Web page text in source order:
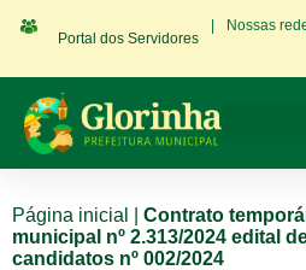
Portal dos Servidores
Nossas
Página inicial
Contrato
municipal nº 2.313/2024 edital
candidatos nº 002/2024